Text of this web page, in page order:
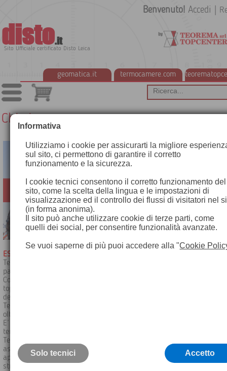
disto.it
Sito Ufficiale certificato Disto Leica
geomatica.it termocamere.com
Benvenuto! Accedi
Chi siamo
ESPERIENZA E COMPETENZA NELLA GEOMATICA E NELLA
Teorema Topcenter, nata nel 1986 a Milano, opera con
passione da più di 30 anni nel settore della strumentazione
Con oltre 2000 strumenti ed accessori di alta precisione per le
topografiche, catastali e per la topografia, offre ai propri clienti il
della tecnologia sul mercato.
Teorema è distributore ufficiale autorizzato e certificato Leica
oltre 30 anni, offrendo le migliori soluzioni per i professionisti delle
E’ inoltre distributore ufficiale dei marchi Flir ed Extech per la
termografica, meteorologia ed umidità.
Teorema offre ai propri clienti un servizio a 360 gradi, garantendo
assistenza post-vendita dal personale tecnico, corsi di formazione e
approfondimento, oltre al servizio di manutenzione e riparazione
strumentazione presso il laboratorio certificato.
Informativa
Utilizziamo i cookie per assicurarti la migliore
sul sito, ci permettono di garantire il corretto
funzionamento e la sicurezza.
I cookie tecnici consentono il corretto funzionamento del
sito, come la scelta della lingua e le impostazioni di
visualizzazione ed il controllo dei flussi di visitatori nel
(in forma anonima).
Il sito può anche utilizzare cookie di terze parti, come
quelli dei social, per consentire funzionalità avanzate.
Se vuoi saperne di più puoi accedere alla "Cookie
Solo tecnici Accetto